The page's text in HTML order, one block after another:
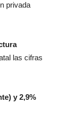
privada
las cifras
y 2,9%